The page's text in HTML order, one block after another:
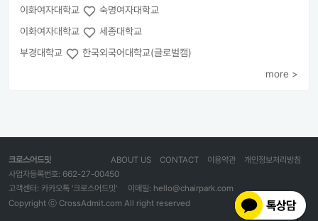
이화여자대학교
숙명여자대학교
이화여자대학교
세종대학교
부경대학교
한국외국어대학교(글로벌캠)
more >
크로스어드밋 개인정보처리방침
이용약관
CONTACT
ABOUT US
사업자등록번호: 662-27-00450
고객센터: 카카오톡 '크로스어드밋'
이메일: hello@chairpark.com
Copyright ⓒ CrossAdmit.com All right reserved